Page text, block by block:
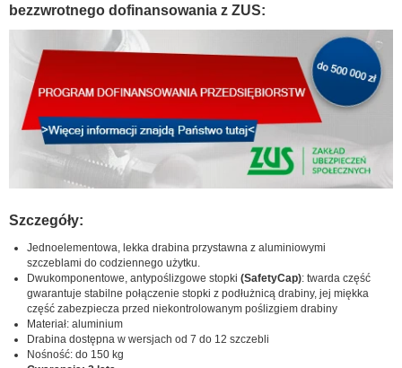
bezzwrotnego dofinansowania z ZUS:
Szczegóły:
Jednoelementowa, lekka drabina przystawna z aluminiowymi
szczeblami do codziennego użytku.
Dwukomponentowe, antypoślizgowe stopki (SafetyCap): twarda część
gwarantuje stabilne połączenie stopki z podłużnicą drabiny, jej miękka
część zabezpiecza przed niekontrolowanym poślizgiem drabiny
Materiał: aluminium
Drabina dostępna w wersjach od 7 do 12 szczebli
Nośność: do 150 kg